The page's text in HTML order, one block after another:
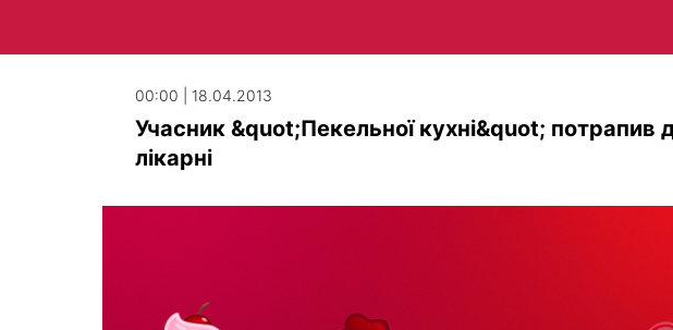
00:00 | 18.04.2013
Учасник &quot;Пекельної кухні&quot; потрапив
лікарні